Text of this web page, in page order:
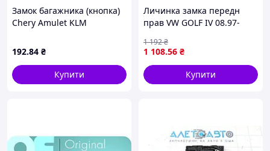
Замок багажника (кнопка)
Chery Amulet KLM
192.84 ₴
Купити
Личинка замка передн
прав VW GOLF IV 08.97-
022427PP
1 108.56 ₴
1 192₴
Купити